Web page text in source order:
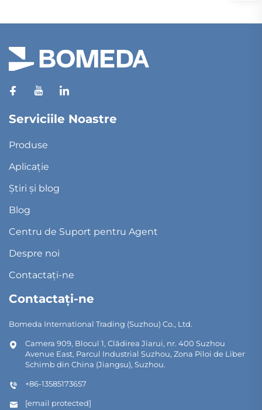
Serviciile Noastre
Produse
Aplicație
Știri și blog
Blog
Centru de Suport pentru Agent
Despre noi
Contactați-ne
Contactați-ne
Bomeda International Trading (Suzhou) Co., Ltd.
Camera 909, Blocul 1, Clădirea Jiarui, nr. 400 Suzhou
Avenue East, Parcul Industrial Suzhou, Zona Piloi de Liber
Schimb din China (Jiangsu), Suzhou.
+86-13585173657
[email protected]